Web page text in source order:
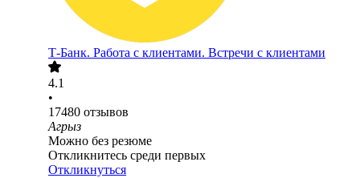
Т-Банк. Работа с клиентами. Встречи с клиентами
4.1
•
17480 отзывов
Агрыз
Можно без резюме
Откликнитесь среди первых
Откликнуться